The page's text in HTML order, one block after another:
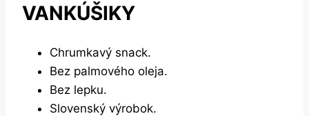
VANKÚŠIKY
Chrumkavý snack.
Bez palmového oleja.
Bez lepku.
Slovenský výrobok.